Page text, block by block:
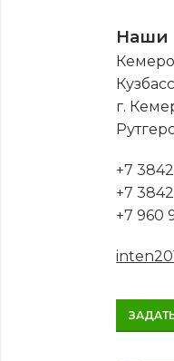
Наши
г.
+7
+7
+7 960